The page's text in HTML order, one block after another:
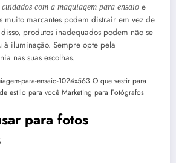
cuidados com a maquiagem para ensaio e
muito marcantes podem distrair em vez de
produtos inadequados podem não se
à iluminação. Sempre opte pela
nas suas escolhas.
para fotos